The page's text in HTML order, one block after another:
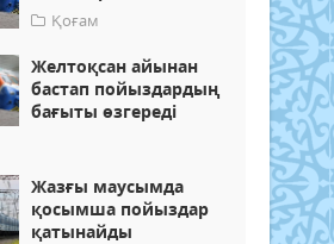
Қоғам
Желтоқсан айынан
бастап пойыздардың
бағыты өзгереді
Жазғы маусымда
қосымша пойыздар
қатынайды